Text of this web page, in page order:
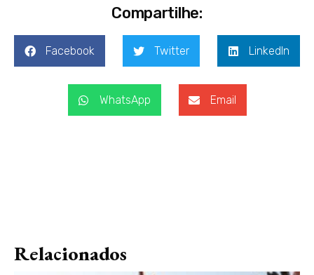
Compartilhe:
Facebook Twitter LinkedIn
WhatsApp Email
Relacionados